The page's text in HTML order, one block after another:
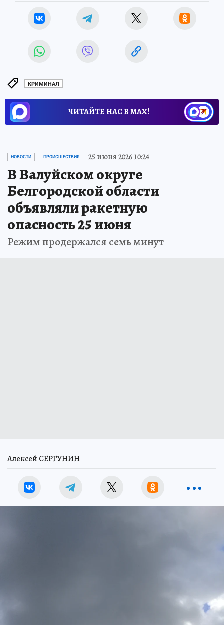
КРИМИНАЛ
ЧИТАЙТЕ НАС В МАХ!
НОВОСТИ ПРОИСШЕСТВИЯ 25 июня 2026 10:24
В Валуйском округе
Белгородской области
объявляли ракетную
опасность 25 июня
Режим продержался семь минут
Алексей СЕРГУНИН